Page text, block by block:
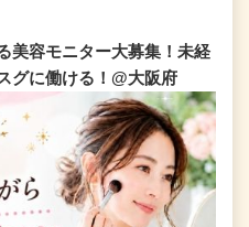
美容モニター大募集！未経
グに働ける！@大阪府